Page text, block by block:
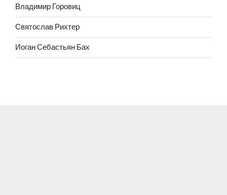
Владимир Горовиц
Святослав Рихтер
Иоган Себастьян Бах